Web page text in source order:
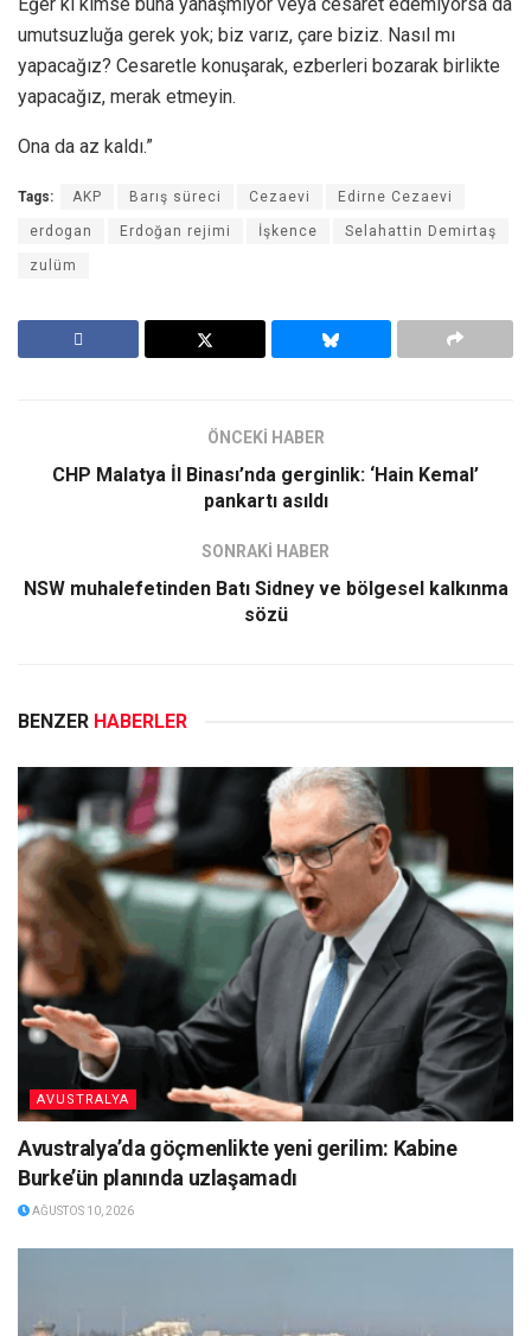
umutsuzluğa gerek yok; biz varız, çare biziz. Nasıl mı
yapacağız? Cesaretle konuşarak, ezberleri bozarak birlikte
yapacağız, merak etmeyin.
Ona da az kaldı.”
Tags: AKP Barış süreci Cezaevi Edirne Cezaevi
erdogan Erdoğan rejimi İşkence Selahattin Demirtaş
zulüm
ÖNCEKİ HABER
CHP Malatya İl Binası’nda gerginlik: ‘Hain Kemal’
pankartı asıldı
SONRAKİ HABER
NSW muhalefetinden Batı Sidney ve bölgesel kalkınma
sözü
BENZER HABERLER
AVUSTRALYA
Avustralya’da göçmenlikte yeni gerilim: Kabine
Burke’ün planında uzlaşamadı
AĞUSTOS 10, 2026